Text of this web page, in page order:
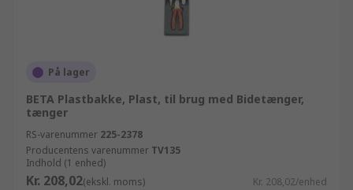
På lager
BETA Plastbakke, Plast, til brug med Bidetænger,
tænger
RS-varenummer 225-2378
Producentens varenummer TV135
Indhold (1 enhed)
Kr. 208,02(ekskl. moms) Kr. 208,02/enhed